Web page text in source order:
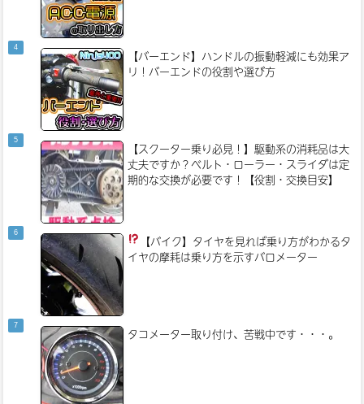
【バーエンド】ハンドルの振動軽減にも効果ア
リ！バーエンドの役割や選び方
【スクーター乗り必見！】駆動系の消耗品は大
丈夫ですか？ベルト・ローラー・スライダは定
期的な交換が必要です！【役割・交換目安】
【バイク】タイヤを見れば乗り方がわかるタ
イヤの摩耗は乗り方を示すバロメーター
タコメーター取り付け、苦戦中です・・・。